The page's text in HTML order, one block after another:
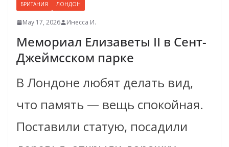
БРИТАНИЯ ЛОНДОН
May 17, 2026 Инесса И.
Мемориал Елизаветы II в Сент-
Джеймсском парке
В Лондоне любят делать вид,
что память — вещь спокойная.
Поставили статую, посадили